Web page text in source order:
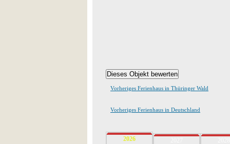
Vorheriges Ferienhaus in Thüringer Wald
Vorheriges Ferienhaus in Deutschland
2026